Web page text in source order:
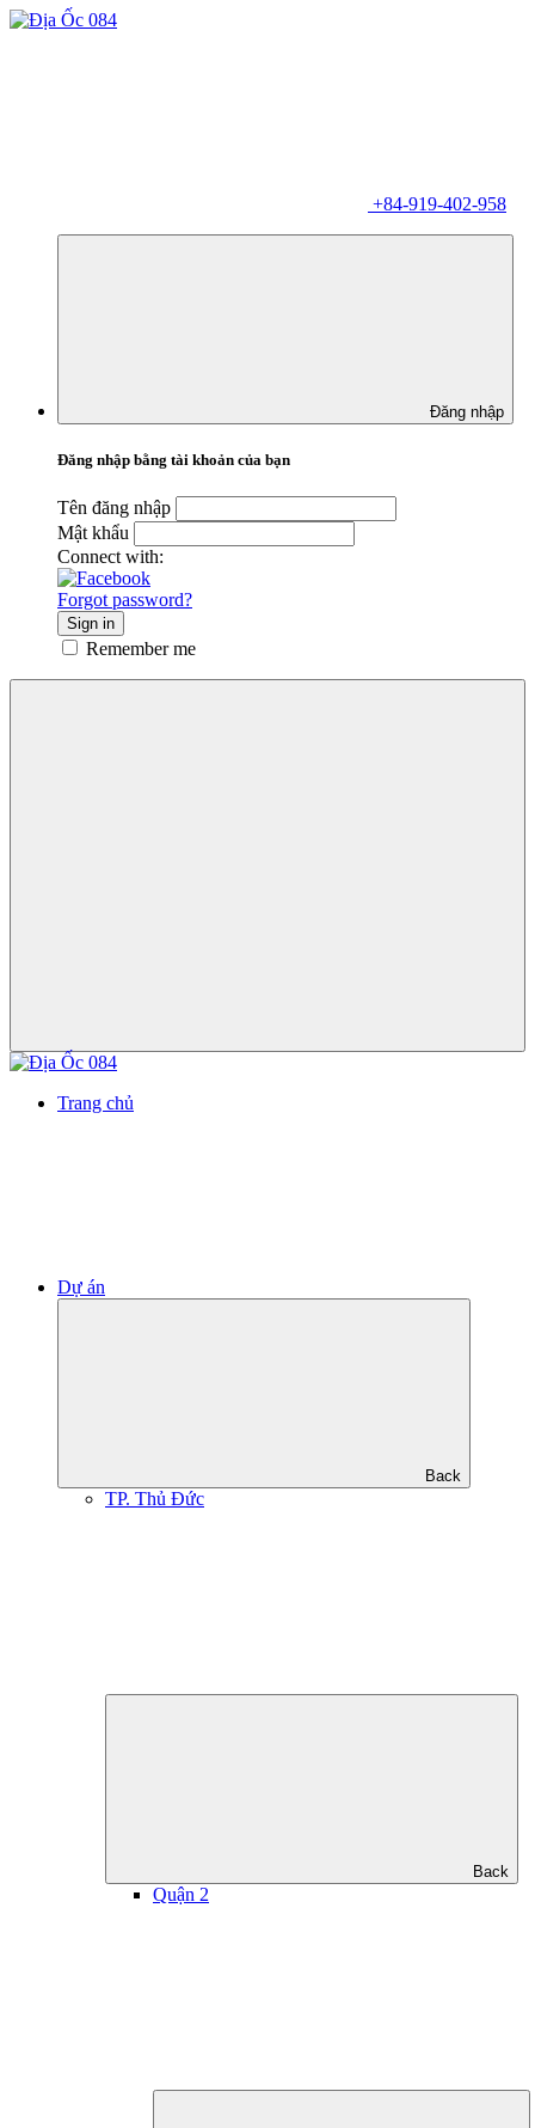
+84-919-402-958
Đăng nhập
Đăng nhập bằng tài khoản của bạn
Tên đăng nhập
Mật khẩu
Connect with:
Forgot password?
Sign in
Remember me
Trang chủ
Dự án
Back
TP. Thủ Đức
Back
Quận 2